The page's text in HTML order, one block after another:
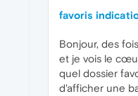
favoris
Bonjour, des
et je vois le
quel dossier
d'afficher une